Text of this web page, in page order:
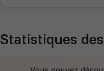
Statistiques